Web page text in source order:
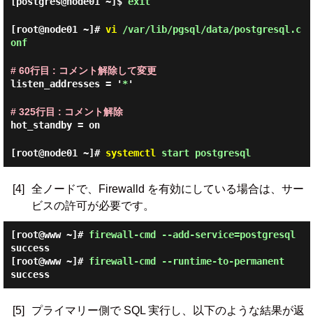
[root@node01 ~]# vi /var/lib/pgsql/data/postgresql.c
onf
# 60行目 : コメント解除して変更
listen_addresses = ' *'
# 325行目 : コメント解除
hot_standby = on
[root@node01 ~]# systemctl start postgresql
[4]
全ノードで、Firewalld を有効にしている場合は、サー
ビスの許可が必要です。
[root@www ~]# firewall-cmd --add-service=postgresql
success
[root@www ~]# firewall-cmd --runtime-to-permanent
success
[5]
プライマリー側で SQL 実行し、以下のような結果が返